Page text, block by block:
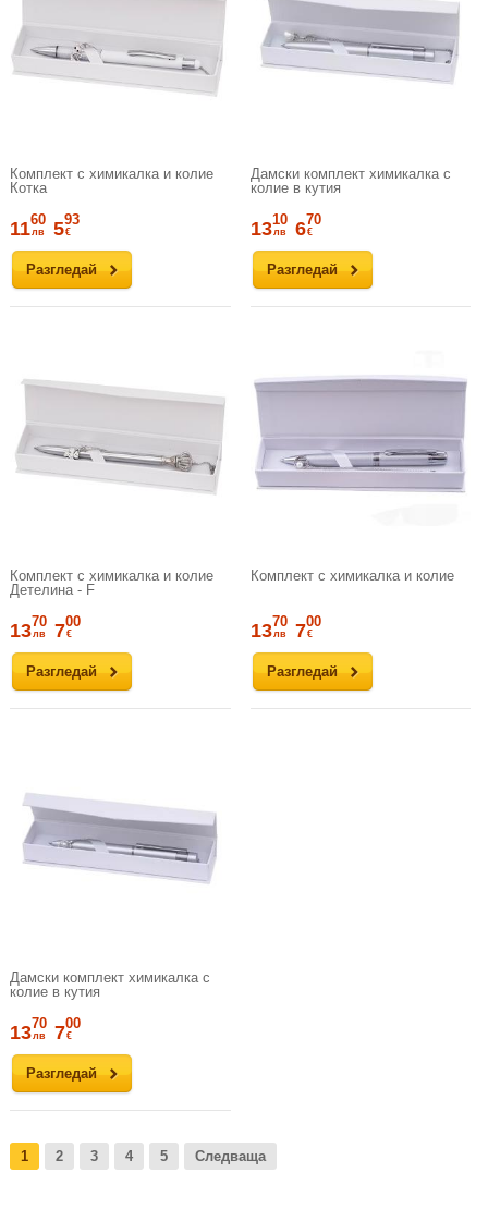
Комплект с химикалка и колие
Котка
Разгледай
1160
лв 593
€
Дамски комплект химикалка с
колие в кутия
Разгледай
1310
лв 670
€
Комплект с химикалка и колие
Детелина - F
Разгледай
1370
лв 700
€
Комплект с химикалка и колие
Разгледай
1370
лв 700
€
Дамски комплект химикалка с
колие в кутия
Разгледай
1370
лв 700
€
1 2 3 4 5 Следваща